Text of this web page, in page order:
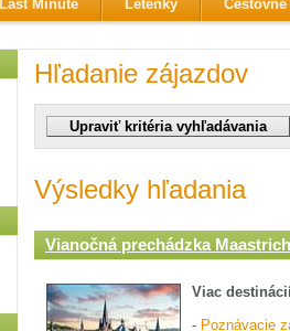
Last Minute Letenky
Hľadanie zájazdov
Výsledky hľadania
Vianočná prechádzka
Viac
- Poznávacie